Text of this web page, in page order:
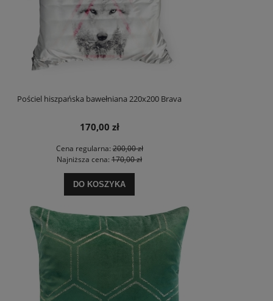
Pościel hiszpańska bawełniana 220x200 Brava
170,00 zł
Cena regularna:200,00 zł
Najniższa cena: 170,00 zł
DO KOSZYKA